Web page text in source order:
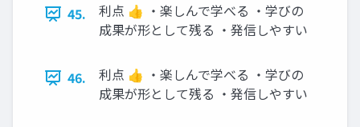
45.
利点 👍 ・楽しんで学べる ・学びの
成果が形として残る ・発信しやすい
46.
利点 👍 ・楽しんで学べる ・学びの
成果が形として残る ・発信しやすい